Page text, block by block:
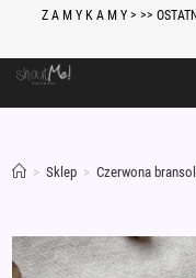
content
Z A M Y K A M Y > >>
> Sklep > Czerwona